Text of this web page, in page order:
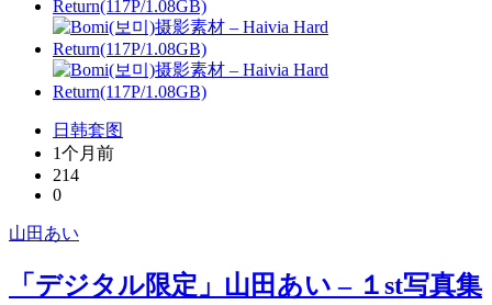
日韩套图
1个月前
214
0
山田あい
「デジタル限定」山田あい – １st写真集